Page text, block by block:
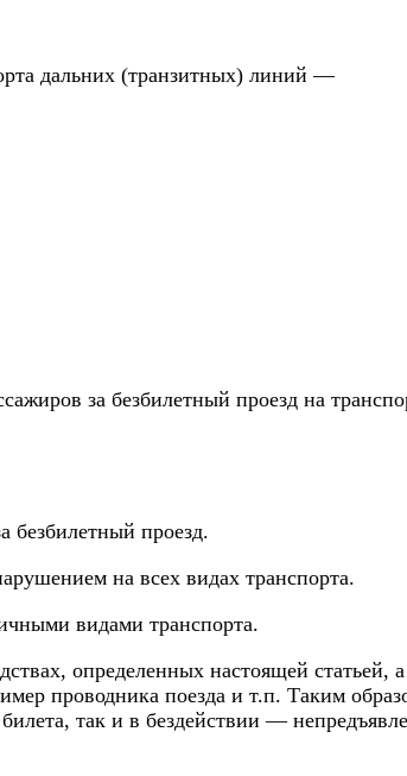
дальних (транзитных) линий —
за безбилетный проезд на
безбилетный проезд.
на всех видах транспорта.
видами транспорта.
определенных настоящей статьей,
проводника поезда и т.п. Таким
так и в бездействии —